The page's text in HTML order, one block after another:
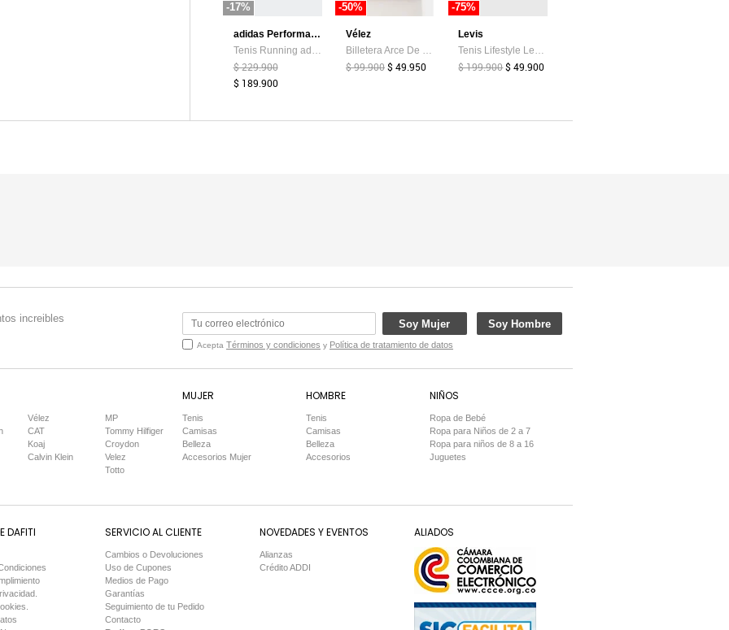
-17%
adidas Performance
$ 229.900
$ 189.900
-50%
Vélez
$ 99.900$ 49.950
-75%
Levis
$ 199.900$ 49.900
increibles Soy Mujer Soy Hombre
Acepta Términos y condiciones y Política de tratamiento de datos
Vélez
CAT
Koaj
Calvin Klein
MP
Tommy Hilfiger
Croydon
Velez
Totto
MUJER
Tenis
Camisas
Belleza
Accesorios Mujer
HOMBRE
Tenis
Camisas
Belleza
Accesorios
NIÑOS
Ropa de Bebé
Ropa para Niños de 2 a 7
Ropa para niños de 8 a 16
Juguetes
DAFITI SERVICIO AL CLIENTE
Cambios o Devoluciones
Uso de Cupones
Medios de Pago
Garantías
Seguimiento de tu Pedido
Contacto
NOVEDADES Y EVENTOS
Alianzas
Crédito ADDI
ALIADOS